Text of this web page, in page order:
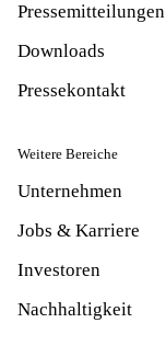
Pressemitteilungen
Downloads
Pressekontakt
Weitere Bereiche
Unternehmen
Jobs & Karriere
Investoren
Nachhaltigkeit